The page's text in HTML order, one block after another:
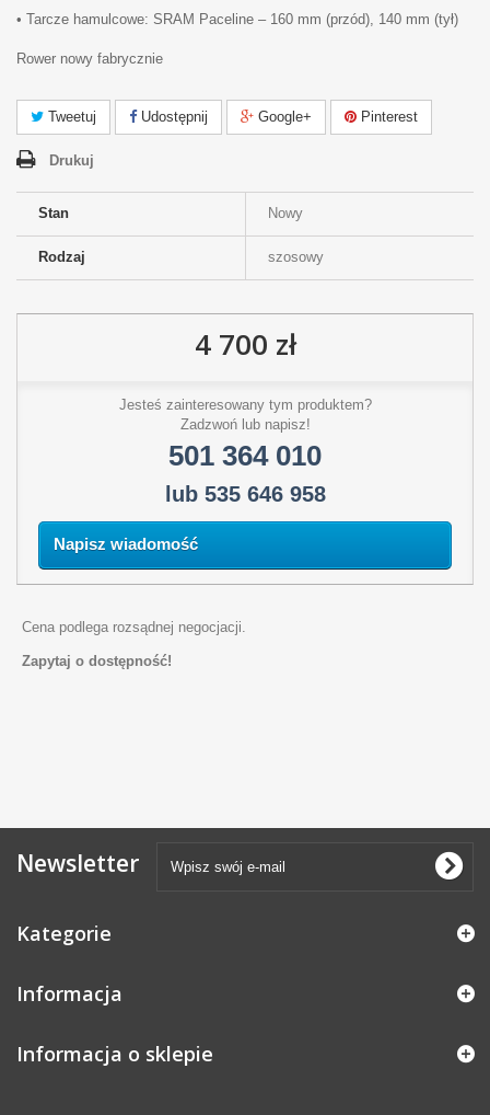
• Tarcze hamulcowe: SRAM Paceline – 160 mm (przód), 140 mm (tył)
Rower nowy fabrycznie
Tweetuj Udostępnij Google+ Pinterest
Drukuj
Stan Nowy
Rodzaj szosowy
4 700 zł
Jesteś zainteresowany tym produktem?
Zadzwoń lub napisz!
501 364 010
lub 535 646 958
Napisz wiadomość
Cena podlega rozsądnej negocjacji.
Zapytaj o dostępność!
Newsletter
Kategorie
Informacja
Informacja o sklepie